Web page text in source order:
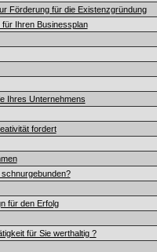
Förderung für die Existenzgründung
Ihren Businessplan
Ihres Unternehmens
fordert
für den Erfolg
für Sie werthaltig ?